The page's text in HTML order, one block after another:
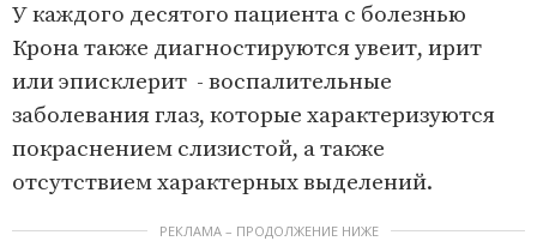
У каждого десятого пациента с болезнью
Крона также диагностируются увеит, ирит
или эписклерит - воспалительные
заболевания глаз, которые характеризуются
покраснением слизистой, а также
отсутствием характерных выделений.
РЕКЛАМА – ПРОДОЛЖЕНИЕ НИЖЕ